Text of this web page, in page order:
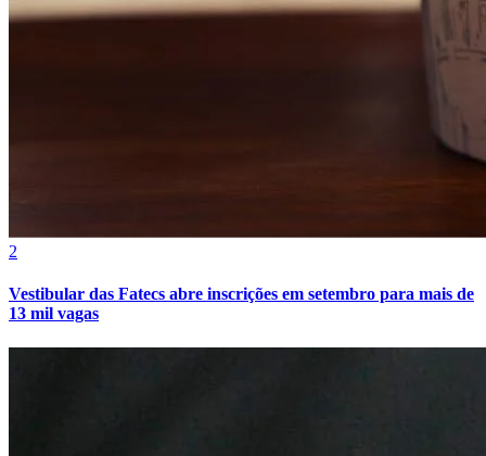
2
Vestibular das Fatecs abre inscrições em setembro para mais de
13 mil vagas